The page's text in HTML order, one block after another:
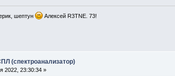
шептун Алексей R3TNE. 73!
(спектроанализатор)
2022, 23:30:34 »